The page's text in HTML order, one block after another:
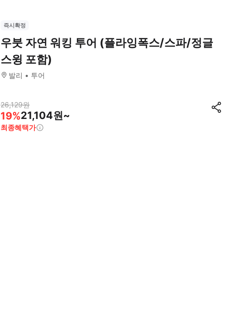
즉시확정
우붓 자연 워킹 투어 (플라잉폭스/스파/정글
스윙 포함)
발리 투어
26,129원
19%21,104원~
최종혜택가